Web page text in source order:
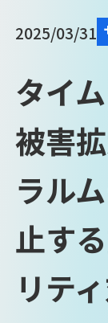
2025/03/31
タイ
被害
ラル
止す
リテ